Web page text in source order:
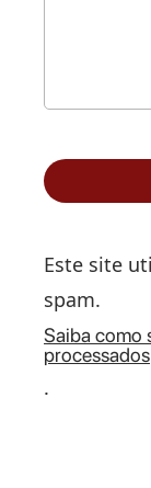
Este site
spam.
Saiba como
processados
.